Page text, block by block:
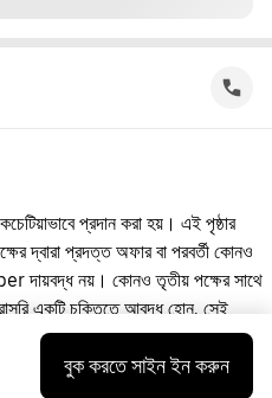
প্রদান করা হয়। এই পৃষ্ঠার
দ্বারা প্রদত্ত অফার বা পরবর্তী কোনও
দায়বদ্ধ নয়। কোনও তৃতীয় পক্ষের সাথে
একটি চুক্তিতে আবদ্ধ হোন, সেই
অনুগ্রহ করে সরাসরি তৃতীয় পক্ষের
বুক করতে সাইন ইন করুন